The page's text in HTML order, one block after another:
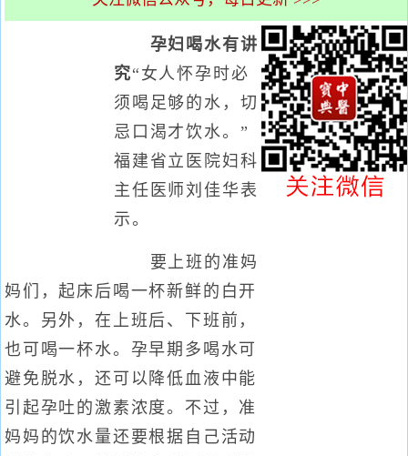
孕妇喝水有讲
究“女人怀孕时必
须喝足够的水，切
忌口渴才饮水。”
福建省立医院妇科
主任医师刘佳华表
示。
要上班的准妈
妈们，起床后喝一杯新鲜的白开
水。另外，在上班后、下班前，
也可喝一杯水。孕早期多喝水可
避免脱水，还可以降低血液中能
引起孕吐的激素浓度。不过，准
妈妈的饮水量还要根据自己活动